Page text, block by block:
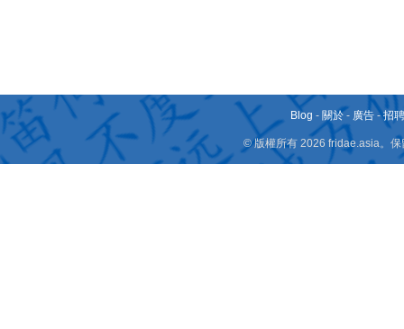
Blog - 關於 - 廣告 -招
© 版權所有 2026 fridae.asia。